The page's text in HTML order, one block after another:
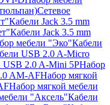
Сетевое
Кабели Jack 3.5 mm
Кабели Jack 3.5 mm
мебели "Эко"Кабели
USB 2.0 A-Micro
USB 2.0 A-Mini 5PНабор
AM-AFНабор мягкой
Набор мягкой мебели
"Аксель"Кабели